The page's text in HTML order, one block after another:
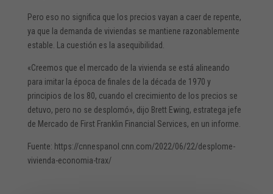
Pero eso no significa que los precios vayan a caer de repente,
ya que la demanda de viviendas se mantiene razonablemente
estable. La cuestión es la asequibilidad.
«Creemos que el mercado de la vivienda se está alineando
para imitar la época de finales de la década de 1970 y
principios de los 80, cuando el crecimiento de los precios se
detuvo, pero no se desplomó», dijo Brett Ewing, estratega jefe
de Mercado de First Franklin Financial Services, en un informe.
Fuente: https://cnnespanol.cnn.com/2022/06/22/desplome-
vivienda-economia-trax/